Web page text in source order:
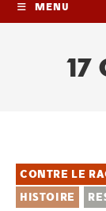
MENU
17
CONTRE LE
HISTOIRE